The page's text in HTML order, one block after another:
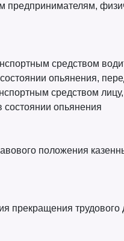
предпринимателям,
средством
опьянения,
средством лицу,
опьянения
положения
прекращения трудового